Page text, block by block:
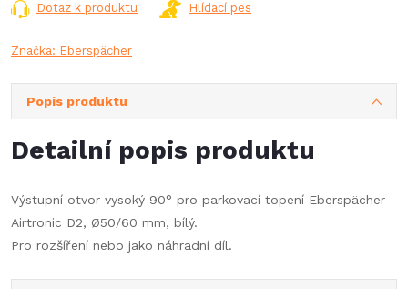
Dotaz k produktu Hlídací pes
Značka: Eberspächer
Popis produktu
Detailní popis produktu
Výstupní otvor vysoký 90° pro parkovací topení Eberspächer
Airtronic D2, Ø50/60 mm, bílý.
Pro rozšíření nebo jako náhradní díl.